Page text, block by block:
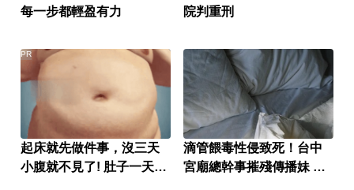
每一步都輕盈有力
院判重刑
起床就先做件事，沒三天
小腹就不見了! 肚子一天天
PR
滴管餵毒性侵致死！台中
宮廟總幹事摧殘傳播妹 下